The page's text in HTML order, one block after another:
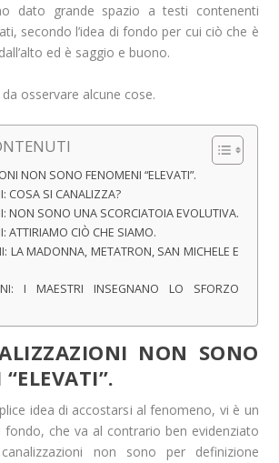
dato grande spazio a testi contenenti
secondo l’idea di fondo per cui ciò che è
ed è saggio e buono.
osservare alcune cose.
NON SONO FENOMENI “ELEVATI”.
COSA SI CANALIZZA?
NON SONO UNA SCORCIATOIA EVOLUTIVA.
ATTIRIAMO CIÒ CHE SIAMO.
LA MADONNA, METATRON, SAN MICHELE E
I MAESTRI INSEGNANO LO SFORZO
NON SONO
idea di accostarsi al fenomeno, vi è un
che va al contrario ben evidenziato
non sono per definizione